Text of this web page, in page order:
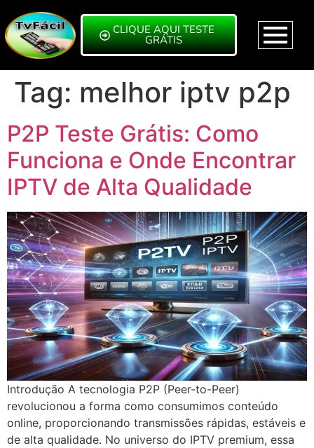
CLIQUE AQUI TESTE
GRÁTIS
Tag: melhor iptv p2p
P2P Teste Grátis: Como
Funciona e Onde Encontrar
IPTV de Alta Qualidade
Introdução A tecnologia P2P (Peer-to-Peer)
revolucionou a forma como consumimos conteúdo
online, proporcionando transmissões rápidas, estáveis e
de alta qualidade. No universo do IPTV premium, essa